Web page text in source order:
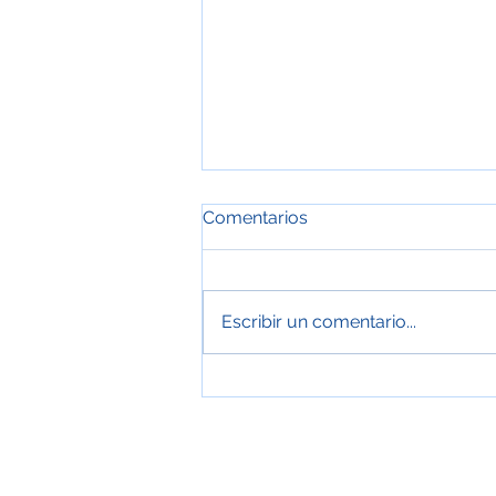
Comentarios
Escribir un comentario...